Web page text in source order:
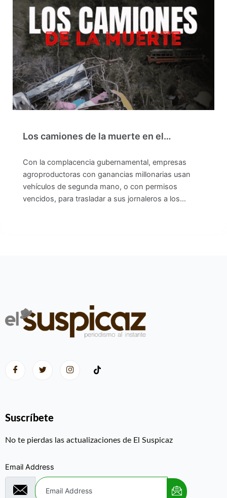
Los camiones de la muerte en el…
Con la complacencia gubernamental, empresas
agroproductoras con ganancias millonarias usan
vehículos de segunda mano, o con permisos
vencidos, para trasladar a sus jornaleros a los…
Suscríbete
No te pierdas las actualizaciones de El Suspicaz
Email Address